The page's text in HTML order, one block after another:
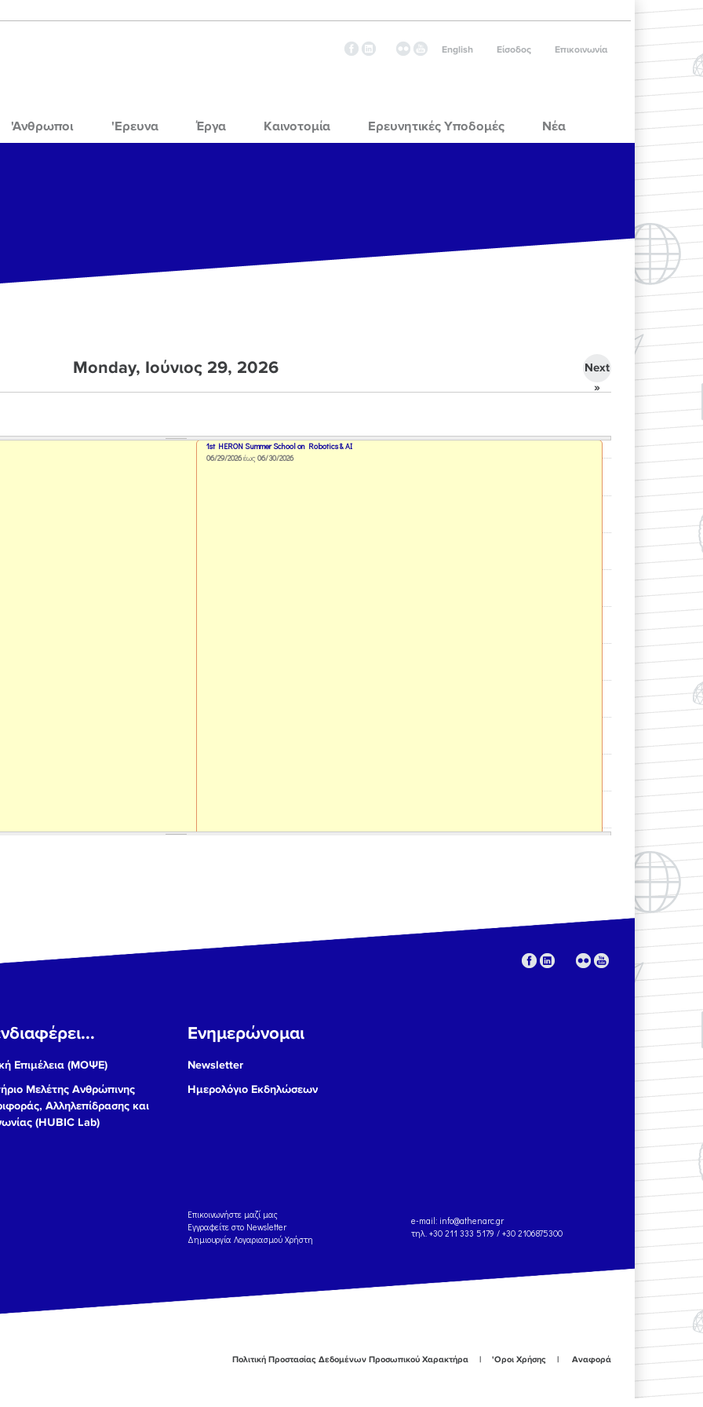
Επικοινωνία
Είσοδος
English
'Ανθρωποι 'Ερευνα Έργα Καινοτομία Ερευνητικές Υποδομές Νέα
Monday, Ιούνιος 29, 2026
Next
»
1st HERON Summer School on Robotics & AI
06/29/2026έως 06/30/2026
Επιμέλεια (ΜΟΨΕ)
Μελέτης Ανθρώπινης
Αλληλεπίδρασης και
(HUBIC Lab)
Ενημερώνομαι
Newsletter
Ημερολόγιο Εκδηλώσεων
Eπικοινωνήστε μαζί μας
Εγγραφείτε στο Newsletter
Δημιουργία Λογαριασμού Χρήστη
e-mail: info@athenarc.gr
τηλ. +30 211 333 5179 / +30 2106875300
Πολιτική Προστασίας Δεδομένων Προσωπικού Χαρακτήρα 'Οροι Χρήσης Αναφορά